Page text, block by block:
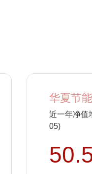
华夏节
近一年净值
05)